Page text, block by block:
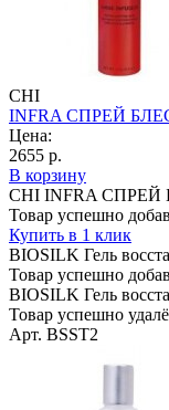
CHI
INFRA СПРЕЙ
Цена:
2655 р.
В корзину
CHI INFRA СПРЕЙ
Товар успешно
Купить в 1 клик
BIOSILK Гель
Товар успешно
BIOSILK Гель
Товар успешно
Арт. BSST2